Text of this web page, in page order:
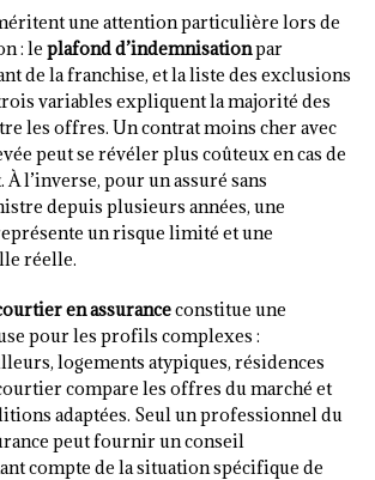
une attention particulière lors de
: le plafond d’indemnisationpar
de la franchise, et la liste des exclusions
variables expliquent la majorité des
les offres. Un contrat moins cher avec
peut se révéler plus coûteux en cas de
l’inverse, pour un assuré sans
depuis plusieurs années, une
un risque limité et une
réelle.
en assuranceconstitue une
pour les profils complexes :
logements atypiques, résidences
compare les offres du marché et
adaptées. Seul un professionnel du
peut fournir un conseil
compte de la situation spécifique de